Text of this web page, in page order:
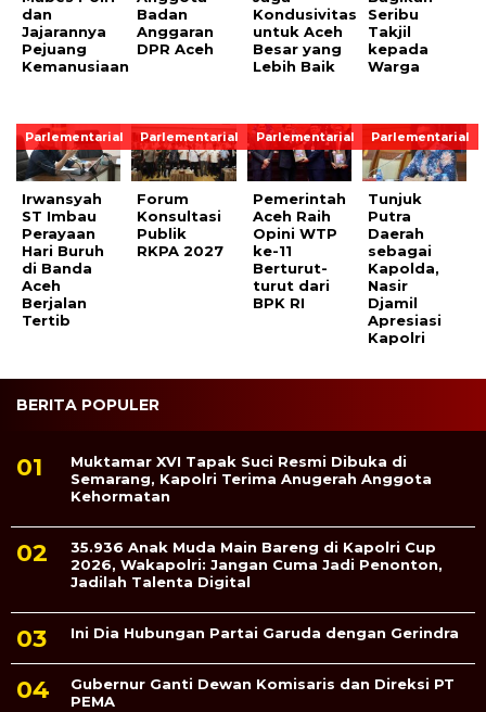
dan
Jajarannya
Pejuang
Kemanusiaan
Badan
Anggaran
DPR Aceh
Kondusivitas
untuk Aceh
Besar yang
Lebih Baik
Seribu
Takjil
kepada
Warga
Parlementarial
Irwansyah
ST Imbau
Perayaan
Hari Buruh
di Banda
Aceh
Berjalan
Tertib
Parlementarial
Forum
Konsultasi
Publik
RKPA 2027
Parlementarial
Pemerintah
Aceh Raih
Opini WTP
ke-11
Berturut-
turut dari
BPK RI
Parlementarial
Tunjuk
Putra
Daerah
sebagai
Kapolda,
Nasir
Djamil
Apresiasi
Kapolri
BERITA POPULER
Muktamar XVI Tapak Suci Resmi Dibuka di
Semarang, Kapolri Terima Anugerah Anggota
Kehormatan
35.936 Anak Muda Main Bareng di Kapolri Cup
2026, Wakapolri: Jangan Cuma Jadi Penonton,
Jadilah Talenta Digital
Ini Dia Hubungan Partai Garuda dengan Gerindra
Gubernur Ganti Dewan Komisaris dan Direksi PT
PEMA